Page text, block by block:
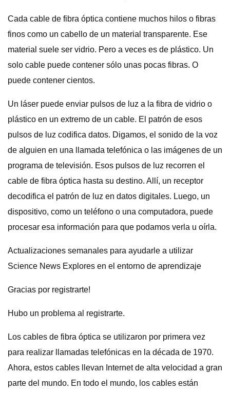
Cada cable de fibra óptica contiene muchos hilos o fibras
finos como un cabello de un material transparente. Ese
material suele ser vidrio. Pero a veces es de plástico. Un
solo cable puede contener sólo unas pocas fibras. O
puede contener cientos.
Un láser puede enviar pulsos de luz a la fibra de vidrio o
plástico en un extremo de un cable. El patrón de esos
pulsos de luz codifica datos. Digamos, el sonido de la voz
de alguien en una llamada telefónica o las imágenes de un
programa de televisión. Esos pulsos de luz recorren el
cable de fibra óptica hasta su destino. Allí, un receptor
decodifica el patrón de luz en datos digitales. Luego, un
dispositivo, como un teléfono o una computadora, puede
procesar esa información para que podamos verla u oírla.
Actualizaciones semanales para ayudarle a utilizar
Science News Explores en el entorno de aprendizaje
Gracias por registrarte!
Hubo un problema al registrarte.
Los cables de fibra óptica se utilizaron por primera vez
para realizar llamadas telefónicas en la década de 1970.
Ahora, estos cables llevan Internet de alta velocidad a gran
parte del mundo. En todo el mundo, los cables están